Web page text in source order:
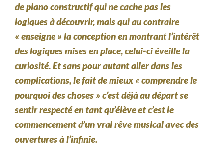
de piano constructif qui ne cache pas les
logiques à découvrir, mais qui au contraire
« enseigne » la conception en montrant l’intérêt
des logiques mises en place, celui-ci éveille la
curiosité. Et sans pour autant aller dans les
complications, le fait de mieux « comprendre le
pourquoi des choses » c’est déjà au départ se
sentir respecté en tant qu’élève et c’est le
commencement d’un vrai rêve musical avec des
ouvertures à l’infinie.